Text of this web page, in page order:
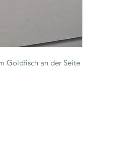
Goldfisch an der Seite